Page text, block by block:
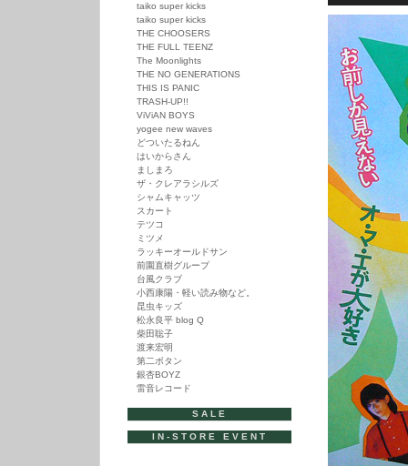
レ
ー
ヤ
ー
taiko super kicks
taiko super kicks
THE CHOOSERS
THE FULL TEENZ
The Moonlights
THE NO GENERATIONS
THIS IS PANIC
TRASH-UP!!
ViViAN BOYS
yogee new waves
どついたるねん
はいからさん
ましまろ
ザ・クレアラシルズ
シャムキャッツ
スカート
テツコ
ミツメ
ラッキーオールドサン
前園直樹グループ
台風クラブ
小西康陽・軽い読み物など。
昆虫キッズ
松永良平 blog Q
柴田聡子
渡来宏明
第二ボタン
銀杏BOYZ
雷音レコード
SALE
IN-STORE EVENT